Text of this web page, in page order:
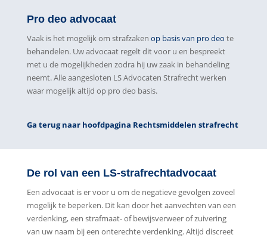
Pro deo advocaat
Vaak is het mogelijk om strafzaken op basis van pro deo te
behandelen. Uw advocaat regelt dit voor u en bespreekt
met u de mogelijkheden zodra hij uw zaak in behandeling
neemt. Alle aangesloten LS Advocaten Strafrecht werken
waar mogelijk altijd op pro deo basis.
Ga terug naar hoofdpagina Rechtsmiddelen strafrecht
De rol van een LS-strafrechtadvocaat
Een advocaat is er voor u om de negatieve gevolgen zoveel
mogelijk te beperken. Dit kan door het aanvechten van een
verdenking, een strafmaat- of bewijsverweer of zuivering
van uw naam bij een onterechte verdenking. Altijd discreet